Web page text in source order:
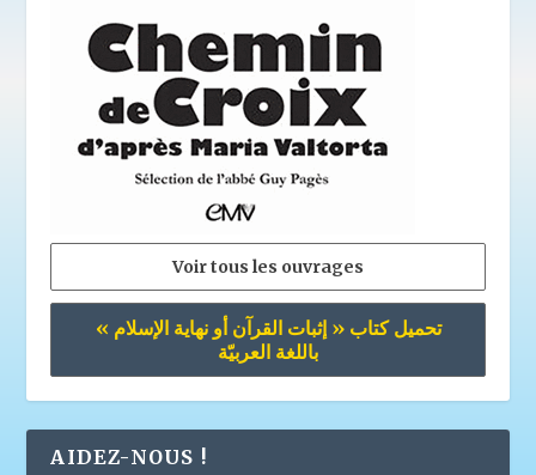
Voir tous les ouvrages
تحميل كتاب « إثبات القرآن أو نهاية الإسلام »
باللغة العربيّة
AIDEZ-NOUS !